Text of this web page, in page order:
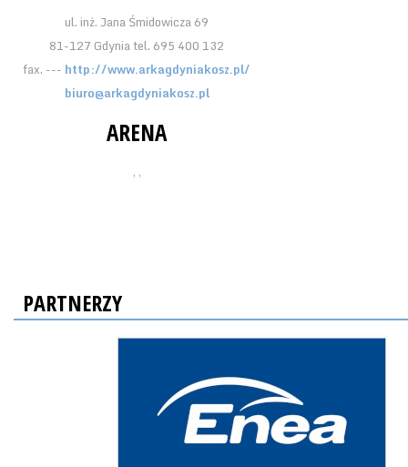
ul. inż. Jana Śmidowicza 69
81-127 Gdynia tel. 695 400 132
fax. --- http://www.arkagdyniakosz.pl/
biuro@arkagdyniakosz.pl
ARENA
, ,
PARTNERZY